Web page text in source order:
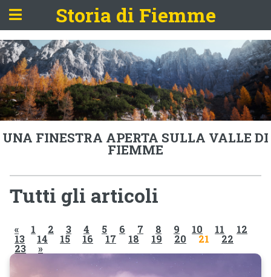
Storia di Fiemme
UNA FINESTRA APERTA SULLA VALLE DI
FIEMME
Tutti gli articoli
« 1 2 3 4 5 6 7 8 9 10 11 12
13 14 15 16 17 18 19 20 21 22
23 »